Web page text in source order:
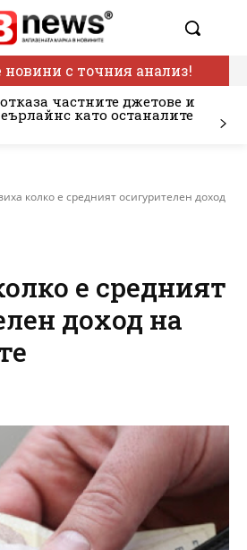
с точния анализ!
частните джетове и
като останалите
колко е средният осигурителен доход
е средният
доход на